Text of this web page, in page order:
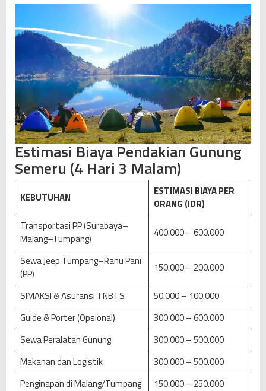
Estimasi Biaya Pendakian Gunung
Semeru (4 Hari 3 Malam)
KEBUTUHAN
ESTIMASI BIAYA PER
ORANG (IDR)
Transportasi PP (Surabaya–
Malang–Tumpang)
400.000 – 600.000
Sewa Jeep Tumpang–Ranu Pani
(PP)
150.000 – 200.000
SIMAKSI & Asuransi TNBTS
50.000 – 100.000
Guide & Porter (Opsional)
300.000 – 600.000
Sewa Peralatan Gunung
300.000 – 500.000
Makanan dan Logistik
300.000 – 500.000
Penginapan di Malang/Tumpang
150.000 – 250.000